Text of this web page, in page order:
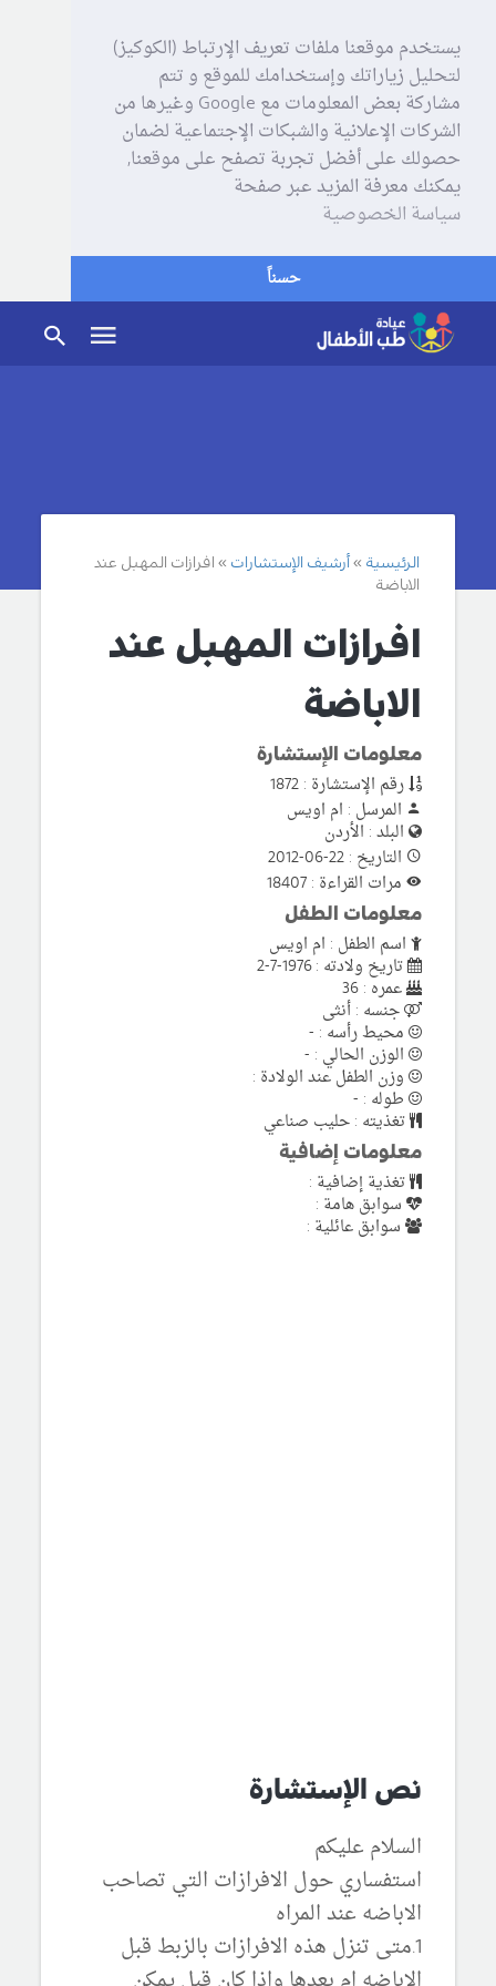
يستخدم موقعنا ملفات تعريف الإرتباط (الكوكيز)
لتحليل زياراتك وإستخدامك للموقع و تتم
مشاركة بعض المعلومات مع Google وغيرها من
الشركات الإعلانية والشبكات الإجتماعية لضمان
حصولك على أفضل تجربة تصفح على موقعنا,
يمكنك معرفة المزيد عبر صفحة
سياسة الخصوصية
حسناً
الرئيسية أرشيف الإستشارات
افرازات المهبل عند
الاباضة
افرازات المهبل عند
الاباضة
معلومات الإستشارة
رقم الإستشارة : 1872
المرسل : ام اويس
البلد : الأردن
التاريخ : 22-06-2012
مرات القراءة : 18407
معلومات الطفل
اسم الطفل : ام اويس
تاريخ ولادته : 1976-7-2
عمره : 36
جنسه : أنثى
محيط رأسه : -
الوزن الحالي : -
وزن الطفل عند الولادة :
طوله : -
تغذيته : حليب صناعي
معلومات إضافية
تغذية إضافية :
سوابق هامة :
سوابق عائلية :
نص الإستشارة
السلام عليكم
استفساري حول الافرازات التي تصاحب
الاباضه عند المراه
1.متى تنزل هذه الافرازات بالزبط قبل